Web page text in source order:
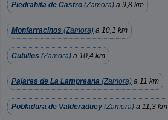
Piedrahita de Castro (Zamora) a 9,8 km
Monfarracinos (Zamora) a 10,1 km
Cubillos (Zamora) a 10,4 km
Pajares de La Lampreana (Zamora) a 11 km
Pobladura de Valderaduey (Zamora) a 11,3 km